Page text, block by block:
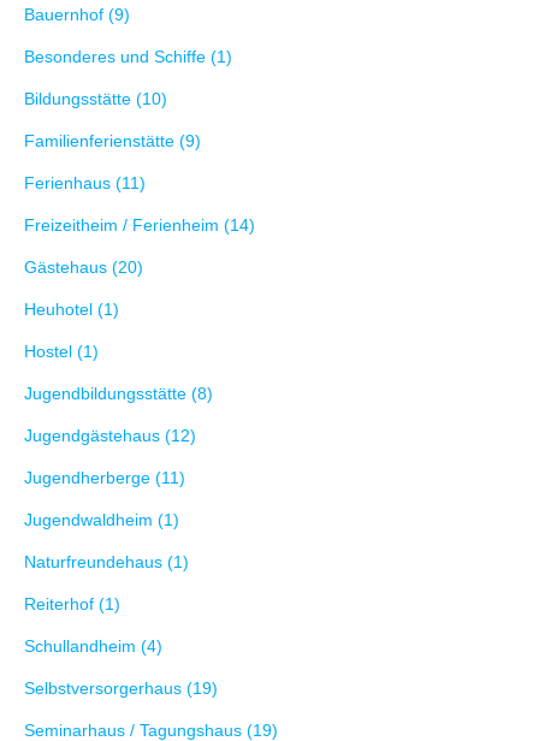
Bauernhof (9)
Besonderes und Schiffe (1)
Bildungsstätte (10)
Familienferienstätte (9)
Ferienhaus (11)
Freizeitheim / Ferienheim (14)
Gästehaus (20)
Heuhotel (1)
Hostel (1)
Jugendbildungsstätte (8)
Jugendgästehaus (12)
Jugendherberge (11)
Jugendwaldheim (1)
Naturfreundehaus (1)
Reiterhof (1)
Schullandheim (4)
Selbstversorgerhaus (19)
Seminarhaus / Tagungshaus (19)